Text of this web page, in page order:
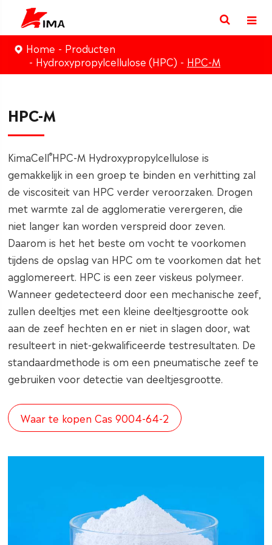
Home
Producten
Hydroxypropylcellulose (HPC)
HPC-M
HPC-M
KimaCell®HPC-M Hydroxypropylcellulose is
gemakkelijk in een groep te binden en verhitting zal
de viscositeit van HPC verder veroorzaken. Drogen
met warmte zal de agglomeratie verergeren, die
niet langer kan worden verspreid door zeven.
Daarom is het het beste om vocht te voorkomen
tijdens de opslag van HPC om te voorkomen dat het
agglomereert. HPC is een zeer viskeus polymeer.
Wanneer gedetecteerd door een mechanische zeef,
zullen deeltjes met een kleine deeltjesgrootte ook
aan de zeef hechten en er niet in slagen door, wat
resulteert in niet-gekwalificeerde testresultaten. De
standaardmethode is om een pneumatische zeef te
gebruiken voor detectie van deeltjesgrootte.
Waar te kopen Cas 9004-64-2